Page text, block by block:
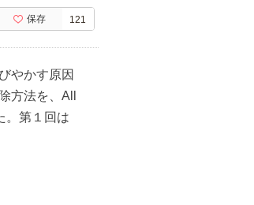
保存 121
やかす原因
方法を、All
。第１回は